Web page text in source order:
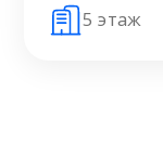
5 этаж